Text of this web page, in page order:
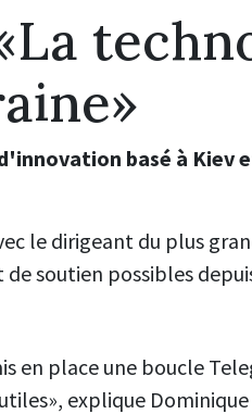
basé à Kiev
le dirigeant du plus
soutien possibles
en place une boucle
explique Dominique